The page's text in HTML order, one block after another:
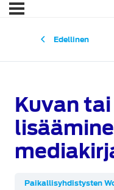
Edellinen
Kuvan